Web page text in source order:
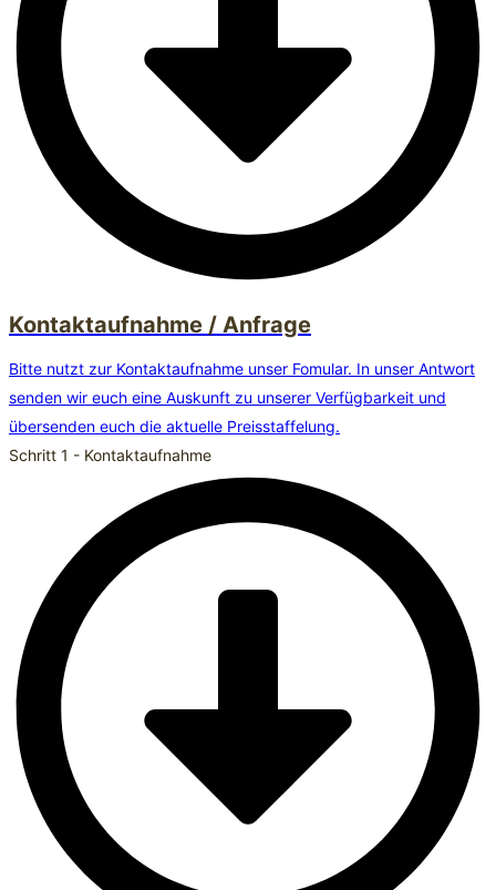
Kontaktaufnahme / Anfrage
Bitte nutzt zur Kontaktaufnahme unser Fomular. In unser Antwort
senden wir euch eine Auskunft zu unserer Verfügbarkeit und
übersenden euch die aktuelle Preisstaffelung.
Schritt 1 - Kontaktaufnahme